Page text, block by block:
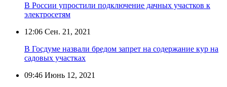
В России упростили подключение дачных участков к
электросетям
12:06 Сен. 21, 2021
В Госдуме назвали бредом запрет на содержание кур на
садовых участках
09:46 Июнь 12, 2021